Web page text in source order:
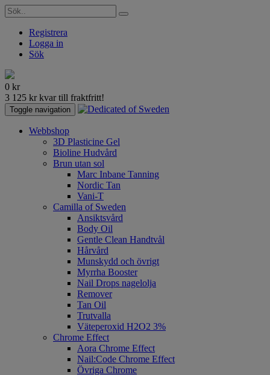
Registrera
Logga in
Sök
0 kr
3 125 kr kvar till fraktfritt!
Toggle navigation
Webbshop
3D Plasticine Gel
Bioline Hudvård
Brun utan sol
Marc Inbane Tanning
Nordic Tan
Vani-T
Camilla of Sweden
Ansiktsvård
Body Oil
Gentle Clean Handtvål
Hårvård
Munskydd och övrigt
Myrrha Booster
Nail Drops nagelolja
Remover
Tan Oil
Trutvalla
Väteperoxid H2O2 3%
Chrome Effect
Aora Chrome Effect
Nail:Code Chrome Effect
Övriga Chrome